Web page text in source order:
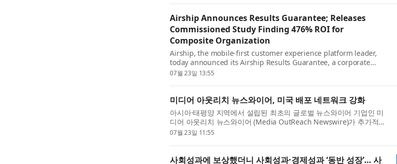
Airship Announces Results Guarantee; Releases
Commissioned Study Finding 476% ROI for
Composite Organization
Airship, the mobile-first customer experience platform leader,
today announced its Airship Results Guarantee, a corporate
commitment to achieve predetermined business outcomes for
07월 23일 13:55
미디어 아웃리치 뉴스와이어, 미국 배포 네트워크 강화
아시아·태평양 지역에서 설립된 최초의 글로벌 뉴스와이어 기업인 미
디어 아웃리치 뉴스와이어 (Media OutReach Newswire)가 추가적인
뉴스 게재 보장을 통해 미국 내 배포 네트워크를 강화했다. 미디어 아
07월 23일 11:55
사회성과에 보상했더니 사회성과·경제성과 ‘동반 성장’… 사